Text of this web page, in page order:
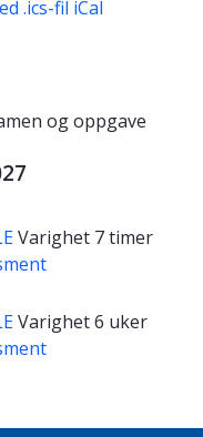
.ics-fil iCal
og oppgave
Varighet 7 timer
Varighet6 uker